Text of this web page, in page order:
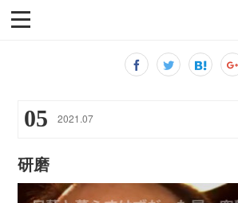
05 2021 .07
研磨